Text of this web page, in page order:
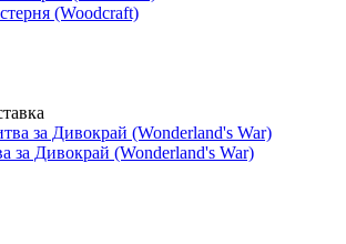
(Woodcraft)
за Дивокрай (Wonderland's War)